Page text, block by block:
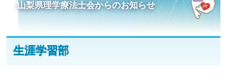
山梨県理学療法士会からのお知らせ
生涯学習部